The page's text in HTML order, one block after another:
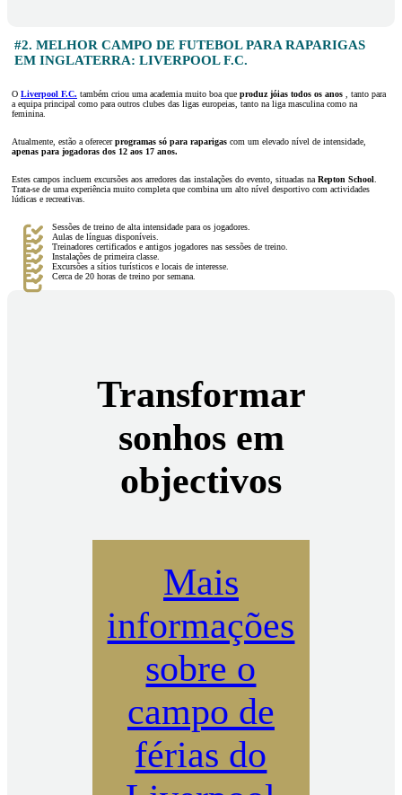
#2. MELHOR CAMPO DE FUTEBOL PARA RAPARIGAS
EM INGLATERRA: LIVERPOOL F.C.
O Liverpool F.C. também criou uma academia muito boa que produz jóias todos os anos
, tanto para
a equipa principal como para outros clubes das ligas europeias, tanto na liga masculina como na
feminina.
Atualmente, estão a oferecerprogramas só para raparigas com um elevado nível de intensidade,
apenas para jogadoras dos 12 aos 17 anos.
Estes campos incluem excursões aos arredores das instalações do evento, situadas na Repton School
Trata-se de uma experiência muito completa que combina um alto nível desportivo com actividades
lúdicas e recreativas.
Sessões de treino de alta intensidade para os jogadores.
Aulas de línguas disponíveis.
Treinadores certificados e antigos jogadores nas sessões de treino.
Instalações de primeira classe.
Excursões a sítios turísticos e locais de interesse.
Cerca de 20 horas de treino por semana.
Transformar
sonhos em
objectivos
Mais
informações
sobre o
campo de
férias do